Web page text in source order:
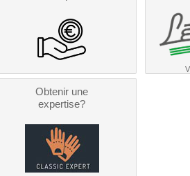
Obtenir une
expertise?